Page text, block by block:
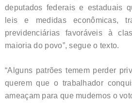
deputados federais e estaduais
leis e medidas econômicas,
previdenciárias favoráveis à
maioria do povo”, segue o texto.
“Alguns patrões temem perder
querem que o trabalhador
ameaçam para que mudemos o